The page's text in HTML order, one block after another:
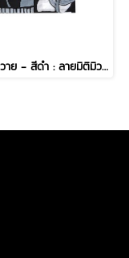
เสื้อเชิ้ตฮาวาย - สีดำ : ลายมิติมิวส์สบตากับปทุมมาคราม